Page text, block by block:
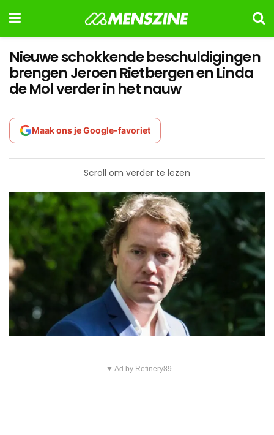
Nieuwe schokkende beschuldigingen
brengen Jeroen Rietbergen en Linda
de Mol verder in het nauw
Maak ons je Google-favoriet
Scroll om verder te lezen
▼ Ad by Refinery89